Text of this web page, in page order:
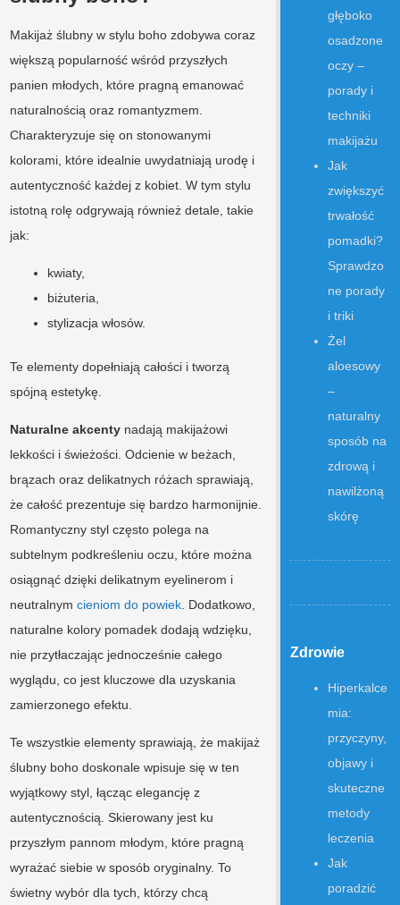
Makijaż ślubny w stylu boho zdobywa coraz
większą popularność wśród przyszłych
panien młodych, które pragną emanować
naturalnością oraz romantyzmem.
Charakteryzuje się on stonowanymi
kolorami, które idealnie uwydatniają urodę i
autentyczność każdej z kobiet. W tym stylu
istotną rolę odgrywają również detale, takie
jak:
kwiaty,
biżuteria,
stylizacja włosów.
Te elementy dopełniają całości i tworzą
spójną estetykę.
Naturalne akcenty nadają makijażowi
lekkości i świeżości. Odcienie w beżach,
brązach oraz delikatnych różach sprawiają,
że całość prezentuje się bardzo harmonijnie.
Romantyczny styl często polega na
subtelnym podkreśleniu oczu, które można
osiągnąć dzięki delikatnym eyelinerom i
neutralnymcieniom do powiek . Dodatkowo,
naturalne kolory pomadek dodają wdzięku,
nie przytłaczając jednocześnie całego
wyglądu, co jest kluczowe dla uzyskania
zamierzonego efektu.
Te wszystkie elementy sprawiają, że makijaż
ślubny boho doskonale wpisuje się w ten
wyjątkowy styl, łącząc elegancję z
autentycznością. Skierowany jest ku
przyszłym pannom młodym, które pragną
wyrażać siebie w sposób oryginalny. To
świetny wybór dla tych, którzy chcą
głęboko
osadzone
oczy –
porady i
techniki
makijażu
Jak
zwiększyć
trwałość
pomadki?
Sprawdzo
ne porady
i triki
Żel
aloesowy
–
naturalny
sposób na
zdrową i
nawilżoną
skórę
Zdrowie
Hiperkalce
mia:
przyczyny,
objawy i
skuteczne
metody
leczenia
Jak
poradzić